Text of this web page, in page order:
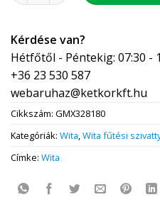
Kérdése van?
Hétfőtől - Péntekig: 07:30 -
+36 23 530 587
webaruhaz@ketkorkft.hu
Cikkszám: GMX328180
Kategóriák: Wita,Wita fűtési
Címke: Wita